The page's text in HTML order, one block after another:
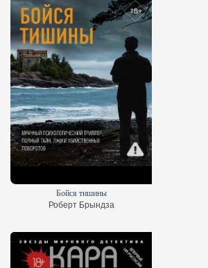
Бойся тишины
Роберт Брындза